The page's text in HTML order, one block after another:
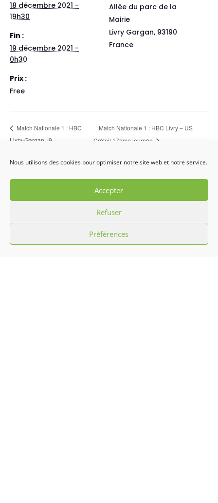
Nous utilisons des cookies pour optimiser notre site web et notre service.
Accepter
Refuser
Préférences
18 décembre 2021 -
19h30
Fin :
19 décembre 2021 -
0h30
Prix :
Free
Allée du parc de la
Mairie
Livry Gargan, 93190
France
Match Nationale 1 : HBC
Livry-Gargan J9
Match Nationale 1 : HBC Livry – US
Créteil 17éme journée